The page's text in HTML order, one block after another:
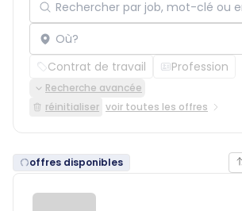
Localisation
Contrat de travail Profession
Recherche avancée
réinitialiser voir toutes les offres
offres disponibles